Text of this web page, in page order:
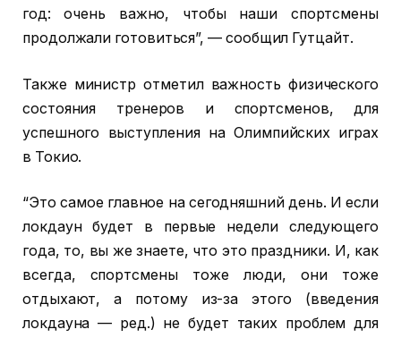
год: очень важно, чтобы наши спортсмены
продолжали готовиться”, — сообщил Гутцайт.
Также министр отметил важность физического
состояния тренеров и спортсменов, для
успешного выступления на Олимпийских играх
в Токио.
“Это самое главное на сегодняшний день. И если
локдаун будет в первые недели следующего
года, то, вы же знаете, что это праздники. И, как
всегда, спортсмены тоже люди, они тоже
отдыхают, а потому из-за этого (введения
локдауна — ред.) не будет таких проблем для